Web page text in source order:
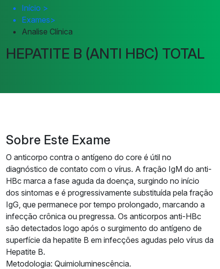
Início >
Exames>
Analise Clínica
HEPATITE B (ANTI HBC) TOTAL
Sobre Este Exame
O anticorpo contra o antígeno do core é útil no
diagnóstico de contato com o vírus. A fração IgM do anti-
HBc marca a fase aguda da doença, surgindo no início
dos sintomas e é progressivamente substituída pela fração
IgG, que permanece por tempo prolongado, marcando a
infecção crônica ou pregressa. Os anticorpos anti-HBc
são detectados logo após o surgimento do antígeno de
superfície da hepatite B em infecções agudas pelo vírus da
Hepatite B.
Metodologia: Quimioluminescência.